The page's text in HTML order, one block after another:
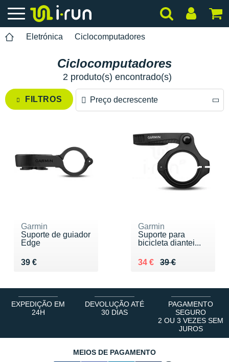
Eletrónica Ciclocomputadores
Ciclocomputadores
2 produto(s) encontrado(s)
FILTROS Preço decrescente
Preço crescente
Garmin
Suporte de guiador
Edge
39 €
Vendu 39 €
Garmin
Suporte para
bicicleta diantei...
39 €
Au lieu de 39 €
34 €
Vendu 34 €
EXPEDIÇÃO EM
24H
DEVOLUÇÃO ATÉ
30 DIAS
PAGAMENTO
SEGURO
2 OU 3 VEZES SEM
JUROS
MEIOS DE PAGAMENTO